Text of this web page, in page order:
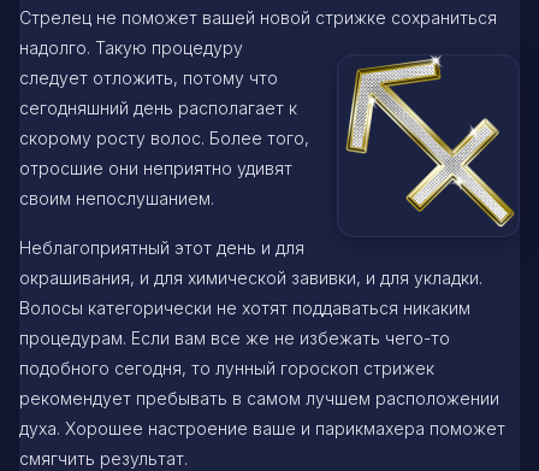
Стрелец не поможет вашей новой стрижке сохраниться
надолго. Такую процедуру
следует отложить, потому что
сегодняшний день располагает к
скорому росту волос. Более того,
отросшие они неприятно удивят
своим непослушанием.
Неблагоприятный этот день и для
окрашивания, и для химической завивки, и для укладки.
Волосы категорически не хотят поддаваться никаким
процедурам. Если вам все же не избежать чего-то
подобного сегодня, то лунный гороскоп стрижек
рекомендует пребывать в самом лучшем расположении
духа. Хорошее настроение ваше и парикмахера поможет
смягчить результат.